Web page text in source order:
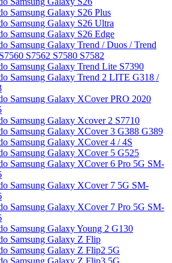
Samsung Galaxy S26 Plus
Samsung Galaxy S26 Ultra
Samsung Galaxy S26 Edge
Samsung Galaxy Trend / Duos / Trend
S7562 S7580 S7582
Samsung Galaxy Trend Lite S7390
Samsung Galaxy Trend 2 LITE G318 /
Samsung Galaxy XCover PRO 2020
Samsung Galaxy Xcover 2 S7710
Samsung Galaxy XCover 3 G388 G389
Samsung Galaxy XCover 4 / 4S
Samsung Galaxy XCover 5 G525
Samsung Galaxy XCover 6 Pro 5G SM-
Samsung Galaxy XCover 7 5G SM-
Samsung Galaxy XCover 7 Pro 5G SM-
Samsung Galaxy Young 2 G130
Samsung Galaxy Z Flip
Samsung Galaxy Z Flip2 5G
Samsung Galaxy Z Flip3 5G